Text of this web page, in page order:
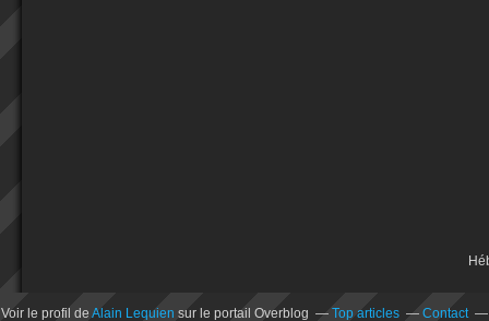
Voir le profil de Alain Lequien sur le portail Overblog Top articles Contact